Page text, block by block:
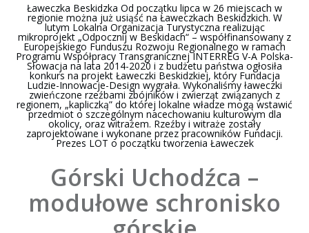
Ławeczka Beskidzka Od początku lipca w 26 miejscach w
regionie można już usiąść na Ławeczkach Beskidzkich. W
lutym Lokalna Organizacja Turystyczna realizując
mikroprojekt „Odpocznij w Beskidach“ – współfinansowany z
Europejskiego Funduszu Rozwoju Regionalnego w ramach
Programu Współpracy Transgranicznej INTERREG V-A Polska-
Słowacja na lata 2014-2020 i z budżetu państwa ogłosiła
konkurs na projekt Ławeczki Beskidzkiej, który Fundacja
Ludzie-Innowacje-Design wygrała. Wykonaliśmy ławeczki
zwieńczone rzeźbami zbójników i zwierząt związanych z
regionem, „kapliczką” do której lokalne władze mogą wstawić
przedmiot o szczególnym nacechowaniu kulturowym dla
okolicy, oraz witrażem. Rzeźby i witraże zostały
zaprojektowane i wykonane przez pracowników Fundacji.
Prezes LOT o początku tworzenia Ławeczek
Górski Uchodźca –
modułowe schronisko